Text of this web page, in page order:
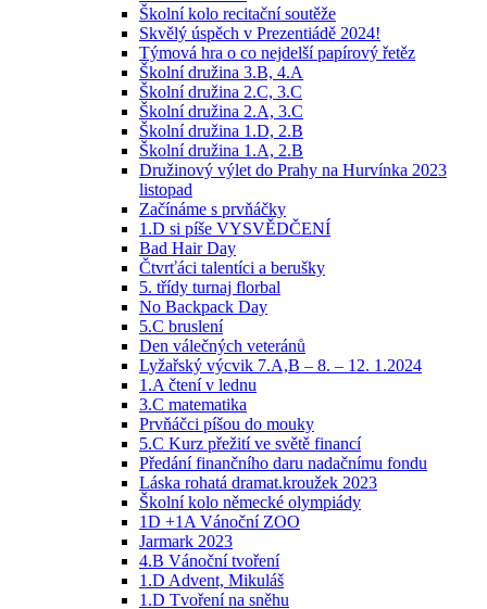
Školní kolo recitační soutěže
Skvělý úspěch v Prezentiádě 2024!
Týmová hra o co nejdelší papírový řetěz
Školní družina 3.B, 4.A
Školní družina 2.C, 3.C
Školní družina 2.A, 3.C
Školní družina 1.D, 2.B
Školní družina 1.A, 2.B
Družinový výlet do Prahy na Hurvínka 2023
listopad
Začínáme s prvňáčky
1.D si píše VYSVĚDČENÍ
Bad Hair Day
Čtvrťáci talentíci a berušky
5. třídy turnaj florbal
No Backpack Day
5.C bruslení
Den válečných veteránů
Lyžařský výcvik 7.A,B – 8. – 12. 1.2024
1.A čtení v lednu
3.C matematika
Prvňáčci píšou do mouky
5.C Kurz přežití ve světě financí
Předání finančního daru nadačnímu fondu
Láska rohatá dramat.kroužek 2023
Školní kolo německé olympiády
1D +1A Vánoční ZOO
Jarmark 2023
4.B Vánoční tvoření
1.D Advent, Mikuláš
1.D Tvoření na sněhu